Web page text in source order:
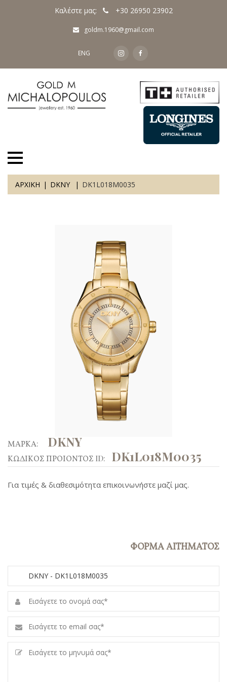
Καλέστε μας: +30 26950 23902
goldm.1960@gmail.com
ENG
ΑΡΧΙΚΗ DKNY DK1L018M0035
ΜΑΡΚΑ: DKNY
ΚΩΔΙΚΟΣ ΠΡΟΙΟΝΤΟΣ ID: DK1L018M0035
Για τιμές & διαθεσιμότητα επικοινωνήστε μαζί μας.
ΦΟΡΜΑ ΑΙΤΗΜΑΤΟΣ